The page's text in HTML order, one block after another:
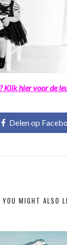
Klik hier voor de
Delen op
YOU MIGHT ALSO